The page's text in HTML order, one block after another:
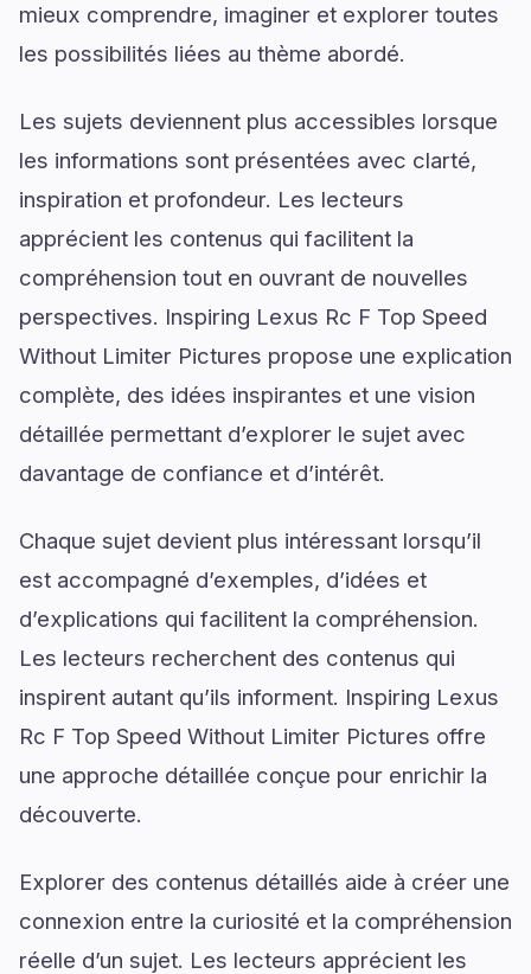
mieux comprendre, imaginer et explorer toutes
les possibilités liées au thème abordé.
Les sujets deviennent plus accessibles lorsque
les informations sont présentées avec clarté,
inspiration et profondeur. Les lecteurs
apprécient les contenus qui facilitent la
compréhension tout en ouvrant de nouvelles
perspectives. Inspiring Lexus Rc F Top Speed
Without Limiter Pictures propose une explication
complète, des idées inspirantes et une vision
détaillée permettant d’explorer le sujet avec
davantage de confiance et d’intérêt.
Chaque sujet devient plus intéressant lorsqu’il
est accompagné d’exemples, d’idées et
d’explications qui facilitent la compréhension.
Les lecteurs recherchent des contenus qui
inspirent autant qu’ils informent. Inspiring Lexus
Rc F Top Speed Without Limiter Pictures offre
une approche détaillée conçue pour enrichir la
découverte.
Explorer des contenus détaillés aide à créer une
connexion entre la curiosité et la compréhension
réelle d’un sujet. Les lecteurs apprécient les